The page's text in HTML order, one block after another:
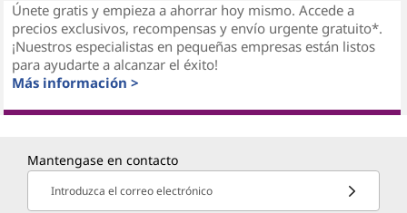
Únete gratis y empieza a ahorrar hoy mismo. Accede a
precios exclusivos, recompensas y envío urgente gratuito*.
¡Nuestros especialistas en pequeñas empresas están listos
para ayudarte a alcanzar el éxito!
Más información >
Mantengase en contacto
Introduzca el correo electrónico